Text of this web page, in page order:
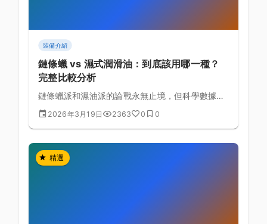
裝備介紹
鏈條蠟 vs 濕式潤滑油：到底該用哪一種？
完整比較分析
鏈條蠟派和濕油派的論戰永無止境，但科學數據告
訴我們真正的差別在哪裡。
2026年3月19日 2363 0 0
精選